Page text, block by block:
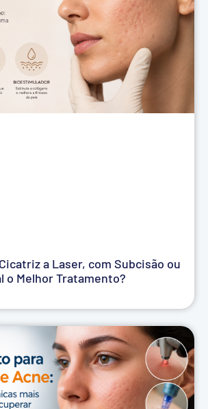
a Laser, com Subcisão ou
o Melhor Tratamento?